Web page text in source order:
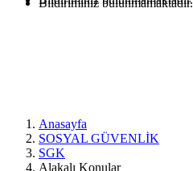
Bildiriminiz bulunmamaktadır.
Anasayfa
SOSYAL GÜVENLİK
SGK
Alakalı Konular